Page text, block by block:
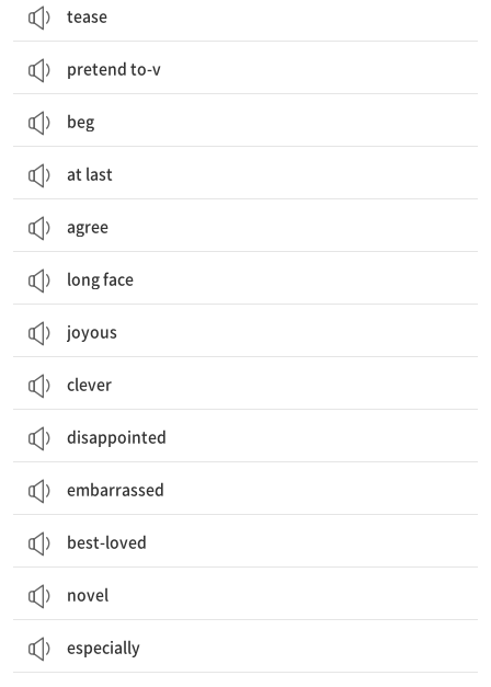
tease
pretend to-v
beg
at last
agree
long face
joyous
clever
disappointed
embarrassed
best-loved
novel
especially